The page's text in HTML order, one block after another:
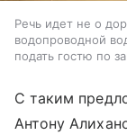
Речь идет не о
водопроводной
подать гостю по
С таким
Антону